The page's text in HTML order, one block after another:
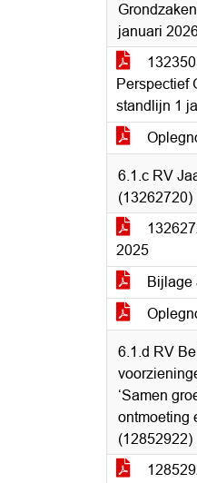
januari
Perspectief
standlijn 1
6.1.c RV
(13262720)
2025
Bijlage
6.1.d RV
‘Samen
ontmoeting
(12852922)